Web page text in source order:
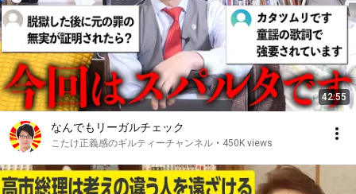
42:55
なんでもリーガルチェック
こたけ正義感のギルティーチャンネル • 450K views